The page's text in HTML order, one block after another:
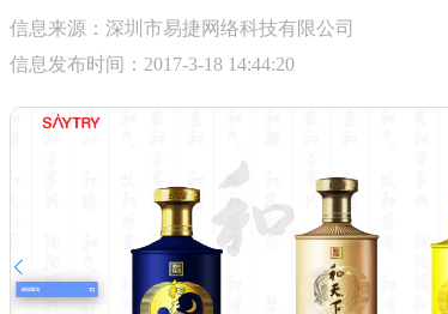
信息来源：深圳市易捷网络科技有限公司
信息发布时间：2017-3-18 14:44:20